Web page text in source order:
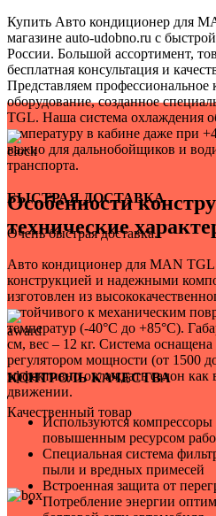
Купить Авто кондиционер для
магазине auto-udobno.ru с
России. Большой ассортимент,
бесплатная консультация и
Представляем профессиональное
оборудование, созданное
TGL. Наша система охлаждения
температуру в кабине даже при
важно для дальнобойщиков и
транспорта.
Особенности
технические
Авто кондиционер для MAN TGL
конструкцией и надежными
изготовлен из
устойчивого к механическим
температур (-40°C до +85°C).
см, вес – 12 кг. Система
регулятором мощности (от 1500
эффективно охлаждать салон как
движении.
Используются компрессоры
повышенным ресурсом
Специальная система
пыли и вредных примесей
Встроенная защита от
Потребление энергии
БЫСТРАЯ ДОСТАВКА
Очень быстрая доставка.
КОНТРОЛЬ КАЧЕСТВА
Качественный товар